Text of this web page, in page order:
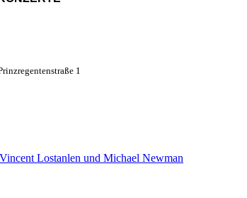
1
Lostanlen und Michael Newman